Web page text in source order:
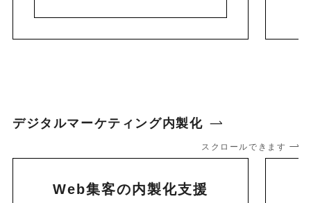
デジタルマーケティング内製化
スクロールできます
Web集客の内製化支援